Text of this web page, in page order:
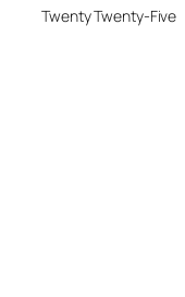
Twenty Twenty-Five